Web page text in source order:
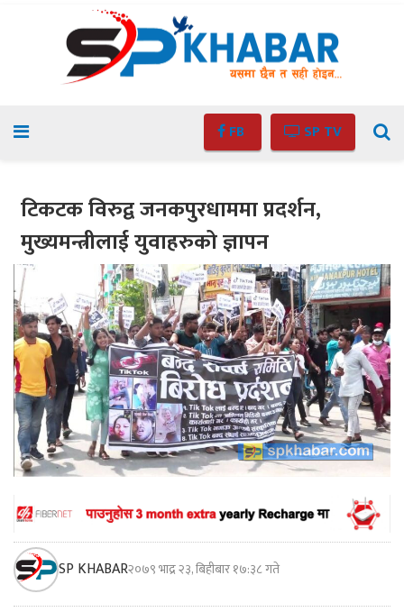
FB SP TV
टिकटक विरुद्व जनकपुरधाममा प्रदर्शन,
मुख्यमन्त्रीलाई युवाहरुको ज्ञापन
SP KHABAR२०७९ भाद्र २३, बिहीबार १७:३८ गते